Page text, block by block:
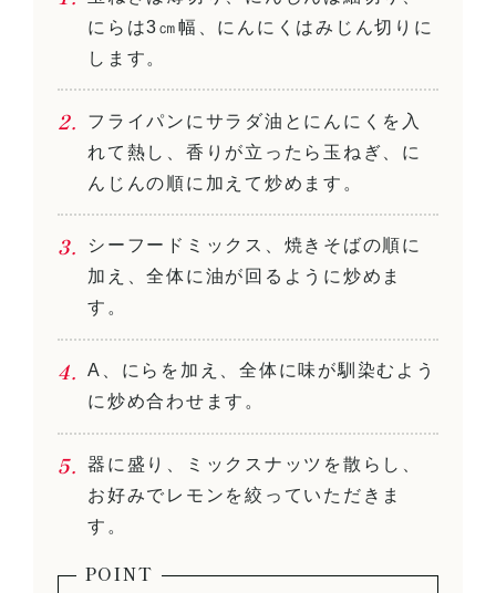
にらは3㎝幅、にんにくはみじん切りに
します。
フライパンにサラダ油とにんにくを入
れて熱し、香りが立ったら玉ねぎ、に
んじんの順に加えて炒めます。
シーフードミックス、焼きそばの順に
加え、全体に油が回るように炒めま
す。
A、にらを加え、全体に味が馴染むよう
に炒め合わせます。
器に盛り、ミックスナッツを散らし、
お好みでレモンを絞っていただきま
す。